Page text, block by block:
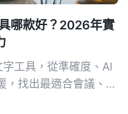
哪款好？2026年實
工具，從準確度、AI
，找出最適合會議、訪